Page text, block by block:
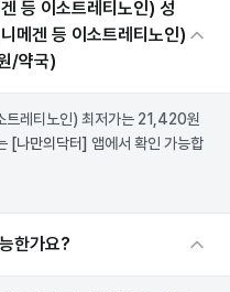
등 이소트레티노인) 성
메겐 등 이소트레티노인)
/약국)
트레티노인) 최저가는 21,420원
[나만의닥터] 앱에서 확인 가능합
한가요?